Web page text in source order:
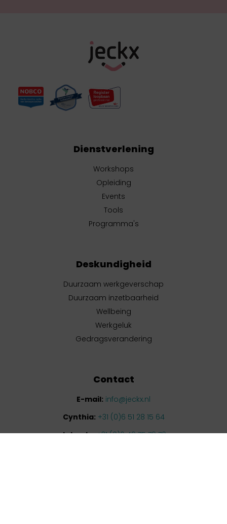
Dienstverlening
Workshops
Opleiding
Events
Tools
Programma's
Deskundigheid
Duurzaam werkgeverschap
Duurzaam inzetbaarheid
Wellbeing
Werkgeluk
Gedragsverandering
Contact
E-mail: info@jeckx.nl
Cynthia: +31 (0)6 51 28 15 64
Jolanda: +31 (0)6 49 75 79 70